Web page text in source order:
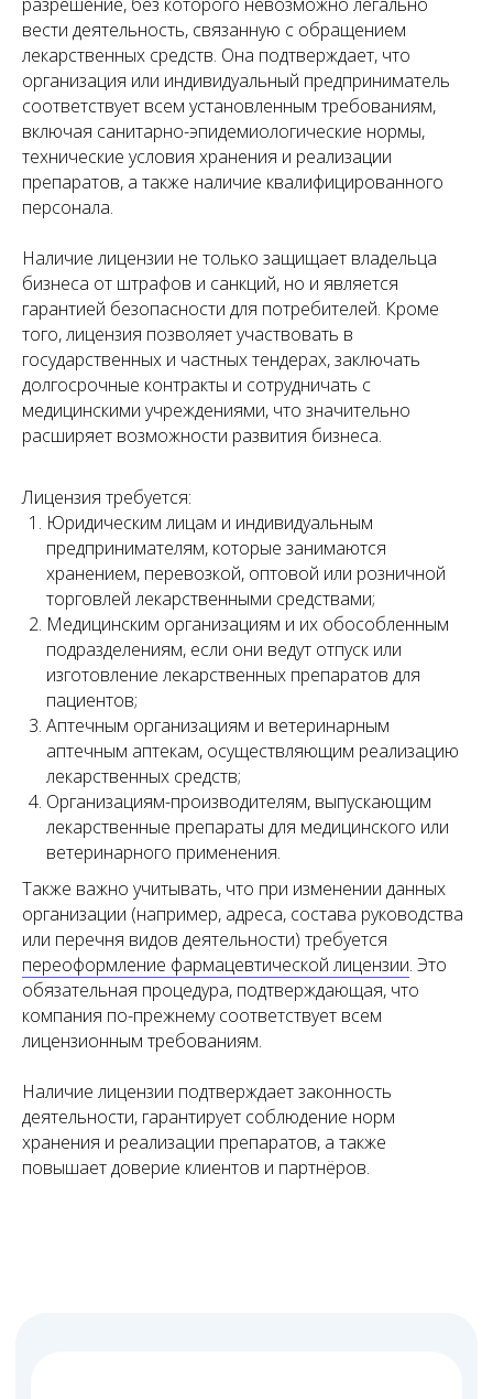
вести деятельность, связанную с обращением
лекарственных средств. Она подтверждает, что
организация или индивидуальный предприниматель
соответствует всем установленным требованиям,
включая санитарно-эпидемиологические нормы,
технические условия хранения и реализации
препаратов, а также наличие квалифицированного
персонала.
Наличие лицензии не только защищает владельца
бизнеса от штрафов и санкций, но и является
гарантией безопасности для потребителей. Кроме
того, лицензия позволяет участвовать в
государственных и частных тендерах, заключать
долгосрочные контракты и сотрудничать с
медицинскими учреждениями, что значительно
расширяет возможности развития бизнеса.
Лицензия требуется:
Юридическим лицам и индивидуальным
предпринимателям, которые занимаются
хранением, перевозкой, оптовой или розничной
торговлей лекарственными средствами;
Медицинским организациям и их обособленным
подразделениям, если они ведут отпуск или
изготовление лекарственных препаратов для
пациентов;
Аптечным организациям и ветеринарным
аптечным аптекам, осуществляющим реализацию
лекарственных средств;
Организациям-производителям, выпускающим
лекарственные препараты для медицинского или
ветеринарного применения.
Также важно учитывать, что при изменении данных
организации (например, адреса, состава руководства
или перечня видов деятельности) требуется
переоформление фармацевтической лицензии. Это
обязательная процедура, подтверждающая, что
компания по-прежнему соответствует всем
лицензионным требованиям.
Наличие лицензии подтверждает законность
деятельности, гарантирует соблюдение норм
хранения и реализации препаратов, а также
повышает доверие клиентов и партнёров.
Нужна консультация юриста
по лицензированию?
Оставить заявку